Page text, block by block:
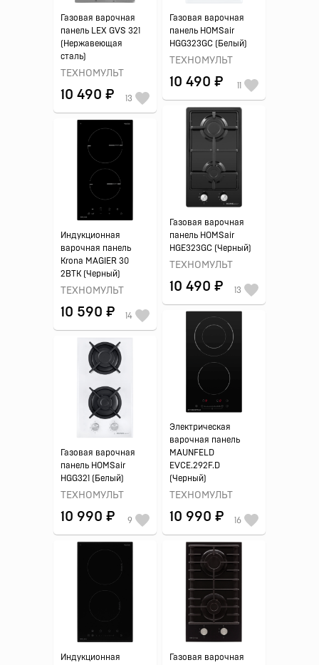
Газовая варочная
панель LEX GVS 321
(Нержавеющая
сталь)
ТЕХНОМУЛЬТ
10 490 ₽ 13
Газовая варочная
панель HOMSair
HGG323GC (Белый)
ТЕХНОМУЛЬТ
10 490 ₽ 11
Газовая варочная
панель HOMSair
HGE323GC (Черный)
ТЕХНОМУЛЬТ
10 490 ₽ 13
Индукционная
варочная панель
Krona MAGIER 30
2BTK (Черный)
ТЕХНОМУЛЬТ
10 590 ₽ 14
Электрическая
варочная панель
MAUNFELD
EVCE.292F.D
(Черный)
ТЕХНОМУЛЬТ
10 990 ₽ 16
Газовая варочная
панель HOMSair
HGG321 (Белый)
ТЕХНОМУЛЬТ
10 990 ₽ 9
Индукционная
Газовая варочная